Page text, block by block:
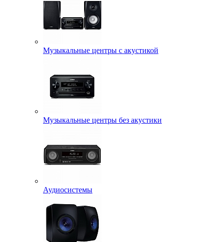
Музыкальные центры с акустикой
Музыкальные центры без акустики
Аудиосистемы